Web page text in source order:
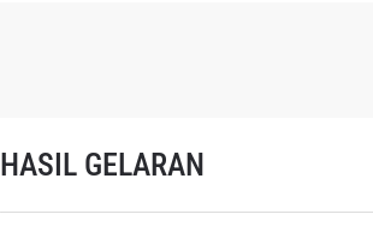
HASIL GELARAN